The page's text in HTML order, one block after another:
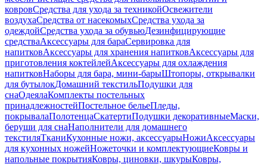
ковровСредства для ухода за техникойОсвежители
воздухаСредства от насекомыхСредства ухода за
одеждойСредства ухода за обувьюДезинфицирующие
средстваАксессуары для бараСервировка для
напитковАксессуары для хранения напитковАксессуары для
приготовления коктейлейАксессуары для охлаждения
напитковНаборы для бара, мини-барыШтопоры, открывалки
для бутылокДомашний текстильПодушки для
снаОдеялаКомплекты постельных
принадлежностейПостельное бельеПледы,
покрывалаПолотенцаСкатертиПодушки декоративныеМаски,
беруши для снаНаполнители для домашнего
текстиляТканиКухонные ножи, аксессуарыНожиАксессуары
для кухонных ножейНожеточки и комплектующиеКовры и
напольные покрытияКовры, циновки, шкурыКовры,